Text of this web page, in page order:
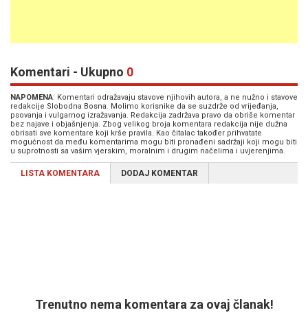
Komentari - Ukupno 0
NAPOMENA: Komentari odražavaju stavove njihovih autora, a ne nužno i stavove
redakcije Slobodna Bosna. Molimo korisnike da se suzdrže od vrijeđanja,
psovanja i vulgarnog izražavanja. Redakcija zadržava pravo da obriše komentar
bez najave i objašnjenja. Zbog velikog broja komentara redakcija nije dužna
obrisati sve komentare koji krše pravila. Kao čitalac također prihvatate
mogućnost da među komentarima mogu biti pronađeni sadržaji koji mogu biti
u suprotnosti sa vašim vjerskim, moralnim i drugim načelima i uvjerenjima.
LISTA KOMENTARA DODAJ KOMENTAR
Trenutno nema komentara za ovaj članak!